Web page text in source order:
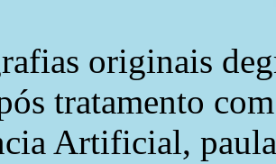
originais
tratamento
Artificial,